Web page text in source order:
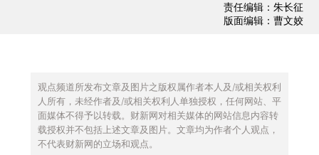
责任编辑：朱长征
版面编辑：曹文姣
观点频道所发布文章及图片之版权属作者本人及/或相关权利
人所有，未经作者及/或相关权利人单独授权，任何网站、平
面媒体不得予以转载。财新网对相关媒体的网站信息内容转
载授权并不包括上述文章及图片。文章均为作者个人观点，
不代表财新网的立场和观点。